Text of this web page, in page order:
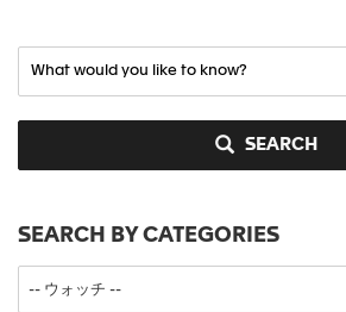
SEARCH
SEARCH BY CATEGORIES